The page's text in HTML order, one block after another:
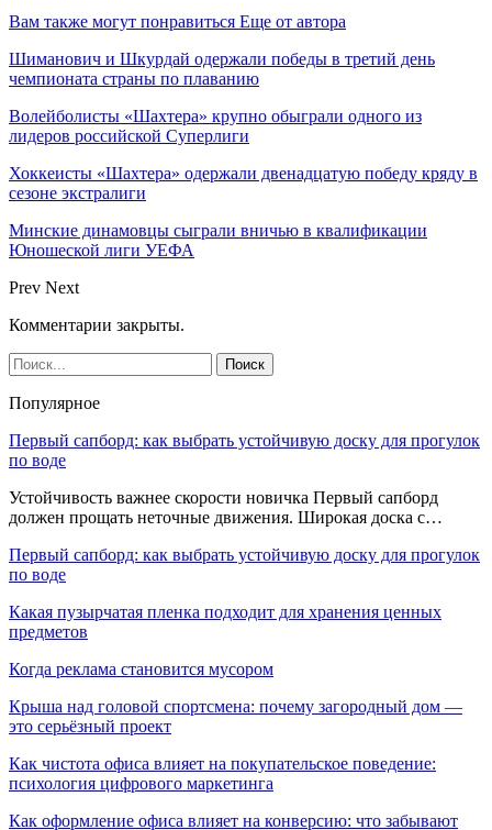
Вам также могут понравиться Еще от автора
Шиманович и Шкурдай одержали победы в третий день
чемпионата страны по плаванию
Волейболисты «Шахтера» крупно обыграли одного из
лидеров российской Суперлиги
Хоккеисты «Шахтера» одержали двенадцатую победу кряду в
сезоне экстралиги
Минские динамовцы сыграли вничью в квалификации
Юношеской лиги УЕФА
Prev Next
Комментарии закрыты.
Популярное
Первый сапборд: как выбрать устойчивую доску для прогулок
по воде
Устойчивость важнее скорости новичка Первый сапборд
должен прощать неточные движения. Широкая доска с…
Первый сапборд: как выбрать устойчивую доску для прогулок
по воде
Какая пузырчатая пленка подходит для хранения ценных
предметов
Когда реклама становится мусором
Крыша над головой спортсмена: почему загородный дом —
это серьёзный проект
Как чистота офиса влияет на покупательское поведение:
психология цифрового маркетинга
Как оформление офиса влияет на конверсию: что забывают